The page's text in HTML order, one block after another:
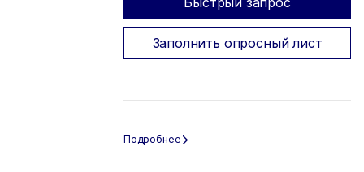
Заполнить опросный лист